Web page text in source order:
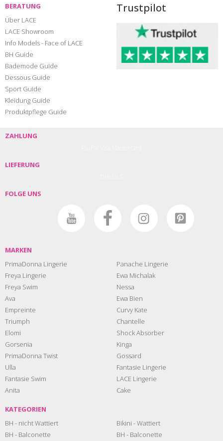
BERATUNG
Über LACE
LACE Showroom
Info Models - Face of LACE
BH Guide
Bademode Guide
Dessous Guide
Sport Guide
Kleidung Guide
Produktpflege Guide
Trustpilot
ZAHLUNG
LIEFERUNG
FOLGE UNS
MARKEN
PrimaDonna Lingerie
Freya Lingerie
Freya Swim
Ava
Empreinte
Triumph
Elomi
Gorsenia
PrimaDonna Twist
Ulla
Fantasie Swim
Anita
Panache Lingerie
Ewa Michalak
Nessa
Ewa Bien
Curvy Kate
Chantelle
Shock Absorber
Kinga
Gossard
Fantasie Lingerie
LACE Lingerie
Cake
KATEGORIEN
BH - nicht Wattiert
BH - Balconette
Bikini - Wattiert
BH - Balconette